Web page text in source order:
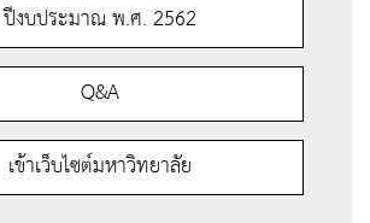
ปีงบประมาณ พ.ศ. 2562
Q&A
เข้าเว็บไซต์มหาวิทยาลัย